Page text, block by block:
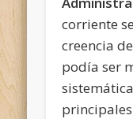
corriente
creencia
podía ser